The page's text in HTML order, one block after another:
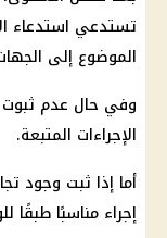
تستدعي استدعاء
الموضوع إلى
وفي حال عدم
الإجراءات المتبعة.
أما إذا ثبت وجود
إجراء مناسبًا طبقًا